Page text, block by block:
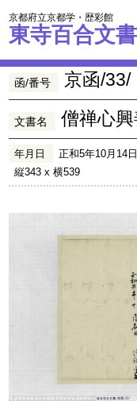
京都府立京都学・歴彩館
東寺百合文
函/番号 京函/33/
文書名 僧禅心
年月日 正和5年10月14日
縦343 x 横539